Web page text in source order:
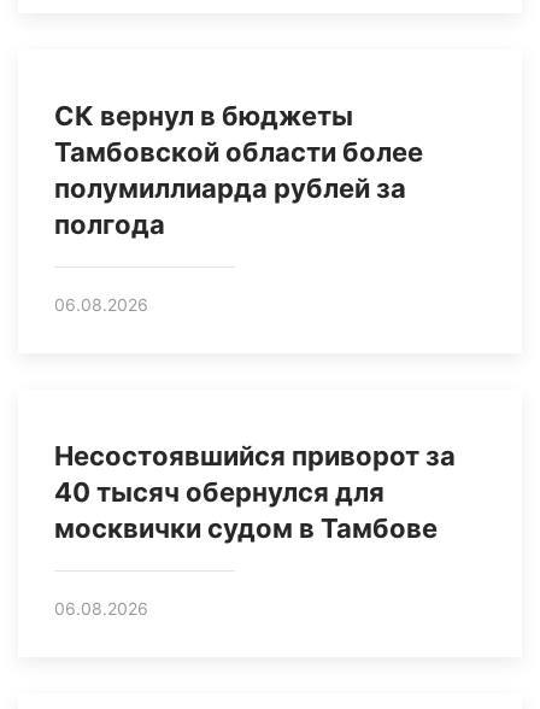
СК вернул в бюджеты
Тамбовской области более
полумиллиарда рублей за
полгода
06.08.2026
Несостоявшийся приворот за
40 тысяч обернулся для
москвички судом в Тамбове
06.08.2026